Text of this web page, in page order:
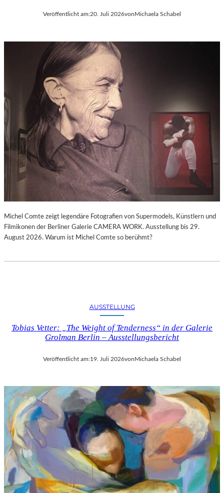
Veröffentlicht am:20. Juli 2026von Michaela Schabel
Michel Comte zeigt legendäre Fotografien von Supermodels, Künstlern und
Filmikonen der Berliner Galerie CAMERA WORK. Ausstellung bis 29.
August 2026. Warum ist Michel Comte so berühmt?
AUSSTELLUNG
Tobias Vetter: „The Weight of Tenderness“ in der Galerie
Grolman Berlin – Ausstellungsbericht
Veröffentlicht am:19. Juli 2026von Michaela Schabel